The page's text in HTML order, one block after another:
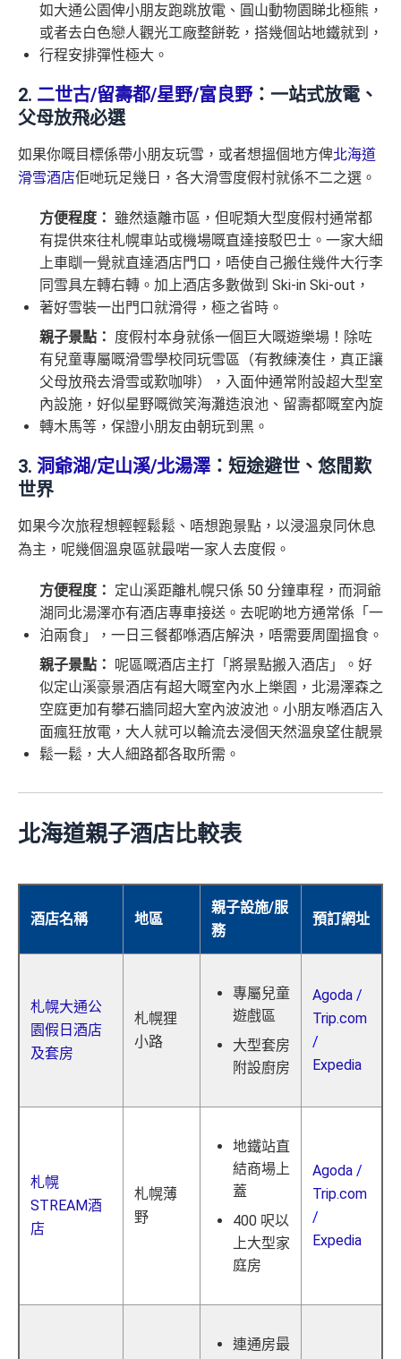
如大通公園俾小朋友跑跳放電、圓山動物園睇北極熊，
或者去白色戀人觀光工廠整餅乾，搭幾個站地鐵就到，
行程安排彈性極大。
2. 二世古/留壽都/星野/富良野：一站式放電、
父母放飛必選
如果你嘅目標係帶小朋友玩雪，或者想搵個地方俾北海道
滑雪酒店佢哋玩足幾日，各大滑雪度假村就係不二之選。
方便程度： 雖然遠離市區，但呢類大型度假村通常都
有提供來往札幌車站或機場嘅直達接駁巴士。一家大細
上車瞓一覺就直達酒店門口，唔使自己搬住幾件大行李
同雪具左轉右轉。加上酒店多數做到 Ski-in Ski-out，
著好雪裝一出門口就滑得，極之省時。
親子景點： 度假村本身就係一個巨大嘅遊樂場！除咗
有兒童專屬嘅滑雪學校同玩雪區（有教練湊住，真正讓
父母放飛去滑雪或歎咖啡），入面仲通常附設超大型室
內設施，好似星野嘅微笑海灘造浪池、留壽都嘅室內旋
轉木馬等，保證小朋友由朝玩到黑。
3. 洞爺湖/定山溪/北湯澤 ：短途避世、悠閒歎
世界
如果今次旅程想輕輕鬆鬆、唔想跑景點，以浸溫泉同休息
為主，呢幾個溫泉區就最啱一家人去度假。
方便程度： 定山溪距離札幌只係 50 分鐘車程，而洞爺
湖同北湯澤亦有酒店專車接送。去呢啲地方通常係「一
泊兩食」，一日三餐都喺酒店解決，唔需要周圍搵食。
親子景點： 呢區嘅酒店主打「將景點搬入酒店」。好
似定山溪豪景酒店有超大嘅室內水上樂園，北湯澤森之
空庭更加有攀石牆同超大室內波波池。小朋友喺酒店入
面瘋狂放電，大人就可以輪流去浸個天然溫泉望住靚景
鬆一鬆，大人細路都各取所需。
北海道親子酒店比較表
酒店名稱 地區
親子設施/服
務
預訂網址
札幌大通公
園假日酒店
及套房
札幌狸
小路
專屬兒童
遊戲區
大型套房
附設廚房
Agoda /
Trip.com
/
Expedia
札幌
STREAM酒
店
札幌薄
野
地鐵站直
結商場上
蓋
400 呎以
上大型家
庭房
Agoda /
Trip.com
/
Expedia
連通房最